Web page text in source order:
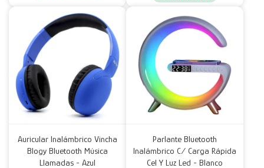
Auricular Inalámbrico Vincha
Blogy Bluetooth Música
Llamadas - Azul
Parlante Bluetooth
Inalámbrico C/ Carga Rápida
Cel Y Luz Led - Blanco